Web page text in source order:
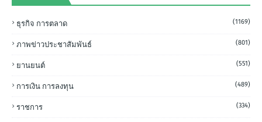
ธุรกิจ การตลาด (1169)
ภาพข่าวประชาสัมพันธ์ (801)
ยานยนต์ (551)
การเงิน การลงทุน (489)
ราชการ (334)